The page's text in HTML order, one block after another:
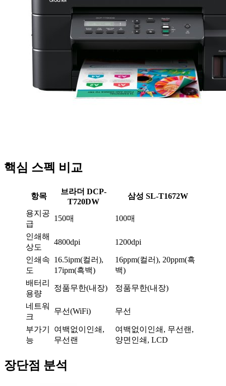
핵심 스펙 비교
항목
브라더 DCP-
T720DW
삼성 SL-T1672W
용지공
급
150매 100매
인쇄해
상도
4800dpi 1200dpi
인쇄속
도
16.5ipm(컬러),
17ipm(흑백)
16ppm(컬러), 20ppm(흑
백)
배터리
용량
정품무한(내장) 정품무한(내장)
네트워
크
무선(WiFi) 무선
부가기
능
여백없이인쇄,
무선랜
여백없이인쇄, 무선랜,
양면인쇄, LCD
장단점 분석